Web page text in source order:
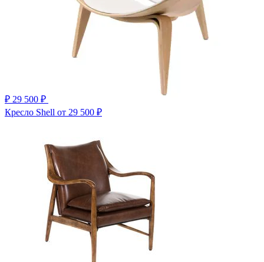
₽ 29 500 ₽
Кресло Shell от 29 500 ₽